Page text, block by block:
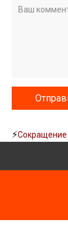
⚡Сокращение